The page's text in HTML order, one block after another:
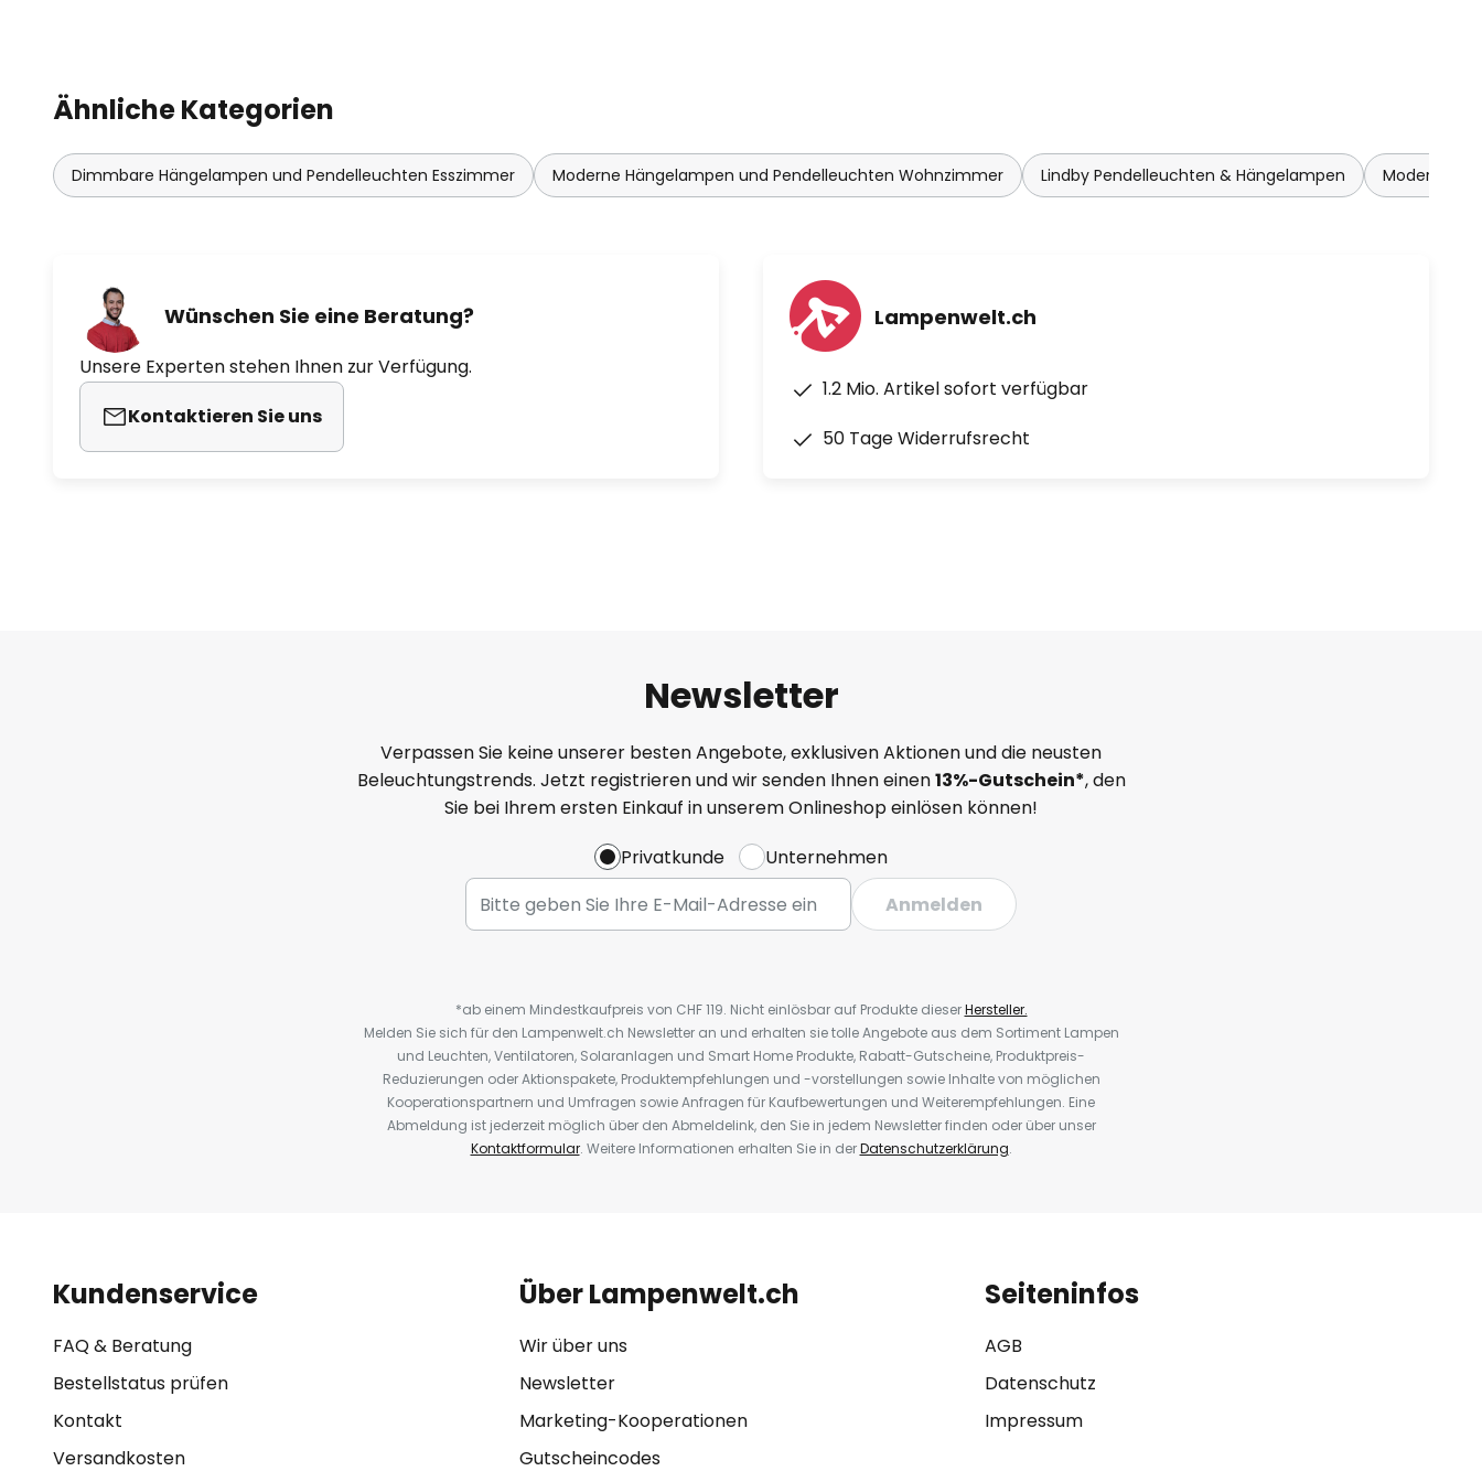
Ähnliche Kategorien
Dimmbare Hängelampen und Pendelleuchten Esszimmer Moderne Hängelampen und Pendelleuchten Wohnzimmer Lindby Pendelleuchten & Hängelampen Moderne
Wünschen Sie eine Beratung?
Unsere Experten stehen Ihnen zur Verfügung.
Kontaktieren Sie uns
Lampenwelt.ch
1.2 Mio. Artikel sofort verfügbar
50 Tage Widerrufsrecht
Newsletter
Verpassen Sie keine unserer besten Angebote, exklusiven Aktionen und die neusten
Beleuchtungstrends. Jetzt registrieren und wir senden Ihnen einen13%-Gutschein*, den
Sie bei Ihrem ersten Einkauf in unserem Onlineshop einlösen können!
Privatkunde
Unternehmen
Anmelden
*ab einem Mindestkaufpreis von CHF 119. Nicht einlösbar auf Produkte dieserHersteller.
Melden Sie sich für den Lampenwelt.ch Newsletter an und erhalten sie tolle Angebote aus dem Sortiment Lampen
und Leuchten, Ventilatoren, Solaranlagen und Smart Home Produkte, Rabatt-Gutscheine, Produktpreis-
Reduzierungen oder Aktionspakete, Produktempfehlungen und -vorstellungen sowie Inhalte von möglichen
Kooperationspartnern und Umfragen sowie Anfragen für Kaufbewertungen und Weiterempfehlungen. Eine
Abmeldung ist jederzeit möglich über den Abmeldelink, den Sie in jedem Newsletter finden oder über unser
Kontaktformular. Weitere Informationen erhalten Sie in derDatenschutzerklärung.
Kundenservice
FAQ & Beratung
Bestellstatus prüfen
Kontakt
Versandkosten
Über Lampenwelt.ch
Wir über uns
Newsletter
Marketing-Kooperationen
Gutscheincodes
Seiteninfos
AGB
Datenschutz
Impressum